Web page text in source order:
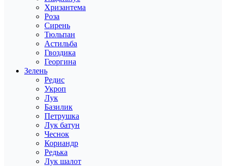
Хризантема
Роза
Сирень
Тюльпан
Астильба
Гвоздика
Георгина
Зелень
Редис
Укроп
Лук
Базилик
Петрушка
Лук батун
Чеснок
Кориандр
Редька
Лук шалот